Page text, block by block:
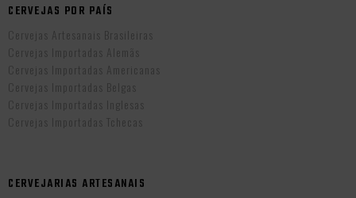
CERVEJAS POR PAÍS
Cervejas Artesanais Brasileiras
Cervejas Importadas Alemãs
Cervejas Importadas Americanas
Cervejas Importadas Belgas
Cervejas Importadas Inglesas
Cervejas Importadas Tchecas
CERVEJARIAS ARTESANAIS